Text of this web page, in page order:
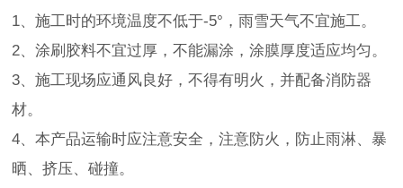
1、施工时的环境温度不低于-5°，雨雪天气不宜施工。
2、涂刷胶料不宜过厚，不能漏涂，涂膜厚度适应均匀。
3、施工现场应通风良好，不得有明火，并配备消防器
材。
4、本产品运输时应注意安全，注意防火，防止雨淋、暴
晒、挤压、碰撞。